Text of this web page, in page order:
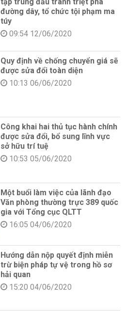
đường dây, tổ chức tội phạm ma
túy
09:54 12/06/2020
Quy định về chống chuyển giá sẽ
được sửa đổi toàn diện
10:13 06/06/2020
Công khai hai thủ tục hành chính
được sửa đổi, bổ sung lĩnh vực
sở hữu trí tuệ
10:53 05/06/2020
Một buổi làm việc của lãnh đạo
Văn phòng thường trực 389 quốc
gia với Tổng cục QLTT
16:05 04/06/2020
Hướng dẫn nộp quyết định miễn
trừ biện pháp tự vệ trong hồ sơ
hải quan
15:20 04/06/2020